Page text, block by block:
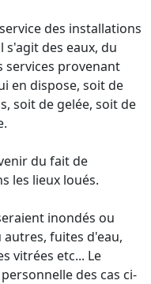
des installations
des eaux, du
services provenant
en dispose, soit de
soit de gelée, soit de
du fait de
les lieux loués.
inondés ou
autres, fuites d'eau,
vitrées etc... Le
des cas ci-